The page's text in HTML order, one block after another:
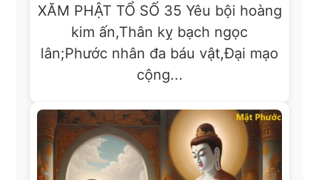
XĂM PHẬT TỔ SỐ 35 Yêu bội hoàng
kim ấn,Thân kỵ bạch ngọc
lân;Phước nhân đa báu vật,Đại mạo
cộng...